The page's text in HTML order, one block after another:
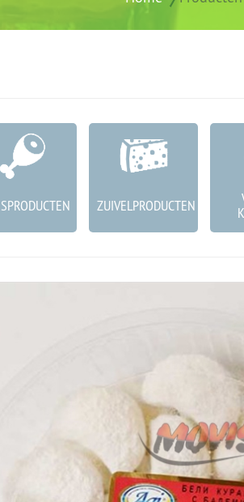
ZUIVELPRODUCTEN